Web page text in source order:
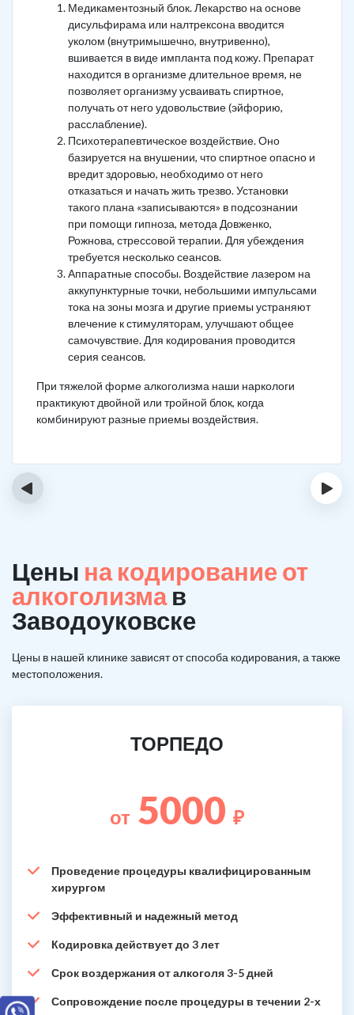
Медикаментозный блок. Лекарство на основе
дисульфирама или налтрексона вводится
уколом (внутримышечно, внутривенно),
вшивается в виде импланта под кожу. Препарат
находится в организме длительное время, не
позволяет организму усваивать спиртное,
получать от него удовольствие (эйфорию,
расслабление).
Психотерапевтическое воздействие. Оно
базируется на внушении, что спиртное опасно и
вредит здоровью, необходимо от него
отказаться и начать жить трезво. Установки
такого плана «записываются» в подсознании
при помощи гипноза, метода Довженко,
Рожнова, стрессовой терапии. Для убеждения
требуется несколько сеансов.
Аппаратные способы. Воздействие лазером на
аккупунктурные точки, небольшими импульсами
тока на зоны мозга и другие приемы устраняют
влечение к стимуляторам, улучшают общее
самочувствие. Для кодирования проводится
серия сеансов.
При тяжелой форме алкоголизма наши наркологи
практикуют двойной или тройной блок, когда
комбинируют разные приемы воздействия.
‹ ›
Цены на кодирование от
алкоголизмав
Заводоуковске
Цены в нашей клинике зависят от способа кодирования, а также
местоположения.
ТОРПЕДО
от 5000 ₽
Проведение процедуры квалифицированным
хирургом
Эффективный и надежный метод
Кодировка действует до 3 лет
Срок воздержания от алкоголя 3-5 дней
Сопровождение после процедуры в течении 2-х